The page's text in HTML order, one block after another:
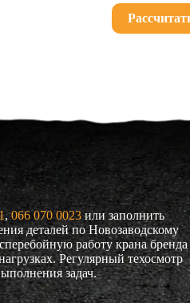
, 066 070 0023или заполнить
деталей по Новозаводскому
работу крана бренда
Регулярный техосмотр
задач.